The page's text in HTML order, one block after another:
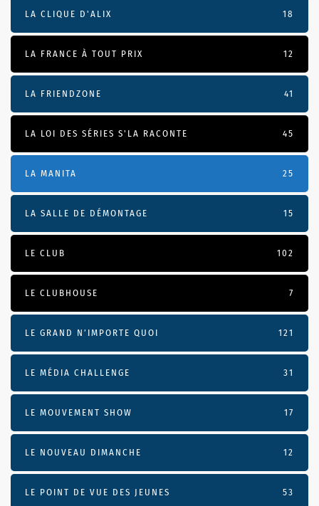
LA CLIQUE D'ALIX 18
LA FRANCE À TOUT PRIX 12
LA FRIENDZONE 41
LA LOI DES SÉRIES S'LA RACONTE 45
LA MANITA 25
LA SALLE DE DÉMONTAGE 15
LE CLUB 102
LE CLUBHOUSE 7
LE GRAND N’IMPORTE QUOI 121
LE MÉDIA CHALLENGE 31
LE MOUVEMENT SHOW 17
LE NOUVEAU DIMANCHE 12
LE POINT DE VUE DES JEUNES 53